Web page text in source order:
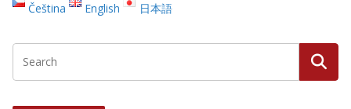
Čeština English 日本語